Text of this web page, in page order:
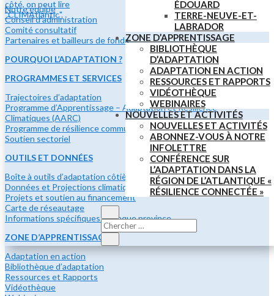
ÉDOUARD
TERRE-NEUVE-ET-
LABRADOR
ZONE D’APPRENTISSAGE
BIBLIOTHÈQUE
D’ADAPTATION
ADAPTATION EN ACTION
RESSOURCES ET RAPPORTS
VIDÉOTHÈQUE
WEBINAIRES
NOUVELLES ET ACTIVITÉS
NOUVELLES ET ACTIVITÉS
ABONNEZ-VOUS À NOTRE
INFOLETTRE
CONFÉRENCE SUR
L’ADAPTATION DANS LA
RÉGION DE L’ATLANTIQUE «
RÉSILIENCE CONNECTÉE »
Notre équipe
Conseil d’administration
Comité consultatif
Partenaires et bailleurs de fonds
POURQUOI L’ADAPTATION ?
PROGRAMMES ET SERVICES
Trajectoires d’adaptation
Programme d’Apprentissage – Adaptation et Résilience
Climatiques (AARC)
Programme de résilience communautaire
Soutien sectoriel
OUTILS ET DONNÉES
Boîte à outils d’adaptation côtière
Données et Projections climatiques
Projets et soutien au financement
Carte de réseautage
Informations spécifiques à chaque province
ZONE D’APPRENTISSAGE
Adaptation en action
Bibliothèque d’adaptation
Ressources et Rapports
Vidéothèque